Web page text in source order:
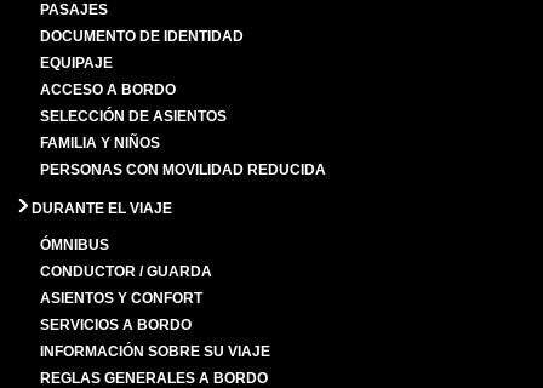
PASAJES
DOCUMENTO DE IDENTIDAD
EQUIPAJE
ACCESO A BORDO
SELECCIÓN DE ASIENTOS
FAMILIA Y NIÑOS
PERSONAS CON MOVILIDAD REDUCIDA
DURANTE EL VIAJE
ÓMNIBUS
CONDUCTOR / GUARDA
ASIENTOS Y CONFORT
SERVICIOS A BORDO
INFORMACIÓN SOBRE SU VIAJE
REGLAS GENERALES A BORDO